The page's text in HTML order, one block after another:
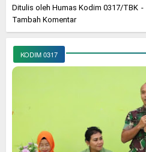
Ditulis oleh Humas Kodim 0317/TBK
Tambah Komentar
KODIM 0317